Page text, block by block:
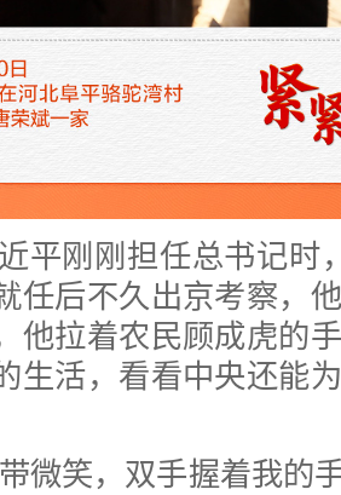
刚刚担任总书记时
任后不久出京考察，
他拉着农民顾成虎的
生活，看看中央还能
笑，双手握着我的